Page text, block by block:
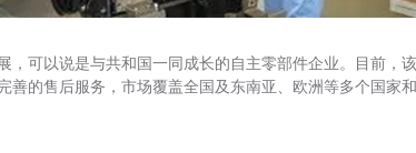
可以说是与共和国一同成长的自主零部件企业。目前，
善的售后服务，市场覆盖全国及东南亚、欧洲等多个国家